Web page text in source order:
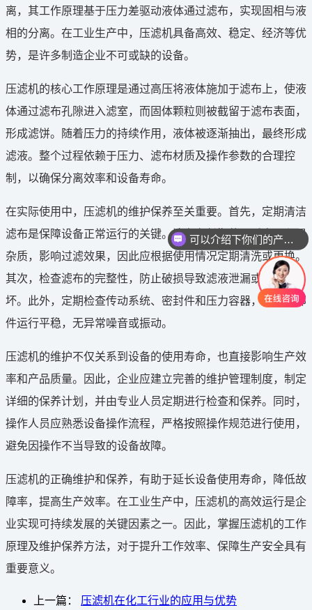
离，其工作原理基于压力差驱动液体通过滤布，实现固相与液
相的分离。在工业生产中，压滤机具备高效、稳定、经济等优
势，是许多制造企业不可或缺的设备。
压滤机的核心工作原理是通过高压将液体施加于滤布上，使液
体通过滤布孔隙进入滤室，而固体颗粒则被截留于滤布表面，
形成滤饼。随着压力的持续作用，液体被逐渐抽出，最终形成
滤液。整个过程依赖于压力、滤布材质及操作参数的合理控
制，以确保分离效率和设备寿命。
在实际使用中，压滤机的维护保养至关重要。首先，定期清洁
滤布是保障设备正常运行的关键。滤布在长期使用后容易积累
杂质，影响过滤效果，因此应根据使用情况定期清洗或更换。
其次，检查滤布的完整性，防止破损导致滤液泄漏或设备损
坏。此外，定期检查传动系统、密封件和压力容器，确保各部
件运行平稳，无异常噪音或振动。
压滤机的维护不仅关系到设备的使用寿命，也直接影响生产效
率和产品质量。因此，企业应建立完善的维护管理制度，制定
详细的保养计划，并由专业人员定期进行检查和保养。同时，
操作人员应熟悉设备操作流程，严格按照操作规范进行使用，
避免因操作不当导致的设备故障。
压滤机的正确维护和保养，有助于延长设备使用寿命，降低故
障率，提高生产效率。在工业生产中，压滤机的高效运行是企
业实现可持续发展的关键因素之一。因此，掌握压滤机的工作
原理及维护保养方法，对于提升工作效率、保障生产安全具有
重要意义。
上一篇： 压滤机在化工行业的应用与优势